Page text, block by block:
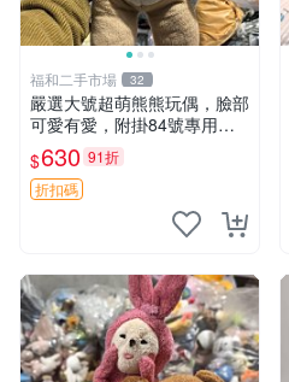
福和二手市場 32
嚴選大號超萌熊熊玩偶，臉部
可愛有愛，附掛84號專用
袋，適合收藏與送禮 寶寶熊
玩具 熊抱枕
$630 91折
折扣碼